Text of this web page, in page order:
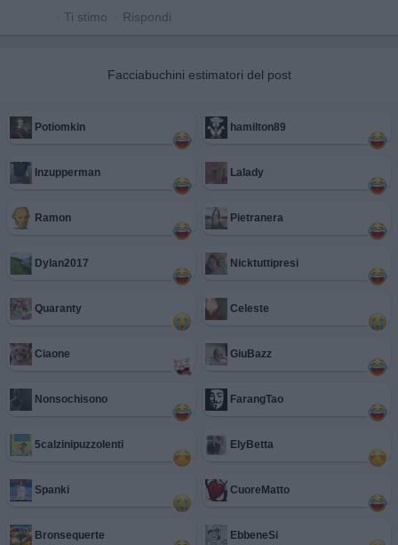
· Ti stimo · Rispondi
Facciabuchini estimatori del post
Potiomkin hamilton89
Inzupperman Lalady
Ramon Pietranera
Dylan2017 Nicktuttipresi
Quaranty Celeste
Ciaone GiuBazz
Nonsochisono FarangTao
5calzinipuzzolenti ElyBetta
Spanki CuoreMatto
Bronsequerte EbbeneSi